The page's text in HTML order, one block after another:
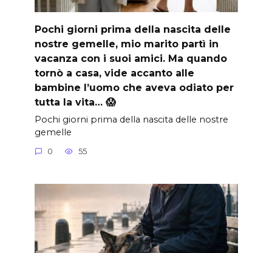
Pochi giorni prima della nascita delle
nostre gemelle, mio marito partì in
vacanza con i suoi amici. Ma quando
tornò a casa, vide accanto alle
bambine l’uomo che aveva odiato per
tutta la vita… 😱
Pochi giorni prima della nascita delle nostre
gemelle
0 55